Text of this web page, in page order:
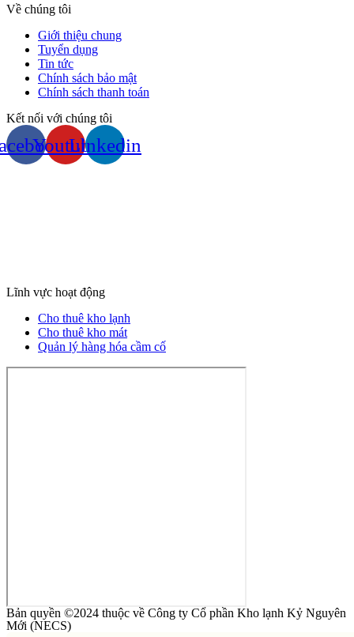
Về chúng tôi
Giới thiệu chung
Tuyển dụng
Tin tức
Chính sách bảo mật
Chính sách thanh toán
Kết nối với chúng tôi
YoutubeLinkedin
Lĩnh vực hoạt động
Cho thuê kho lạnh
Cho thuê kho mát
Quản lý hàng hóa cầm cố
Bản quyền ©2024 thuộc về Công ty Cổ phần Kho lạnh Kỷ Nguyên
Mới (NECS)